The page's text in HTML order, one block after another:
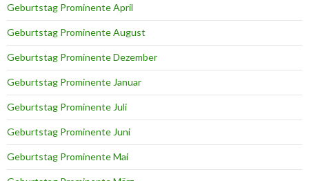
Geburtstag Prominente April
Geburtstag Prominente August
Geburtstag Prominente Dezember
Geburtstag Prominente Januar
Geburtstag Prominente Juli
Geburtstag Prominente Juni
Geburtstag Prominente Mai